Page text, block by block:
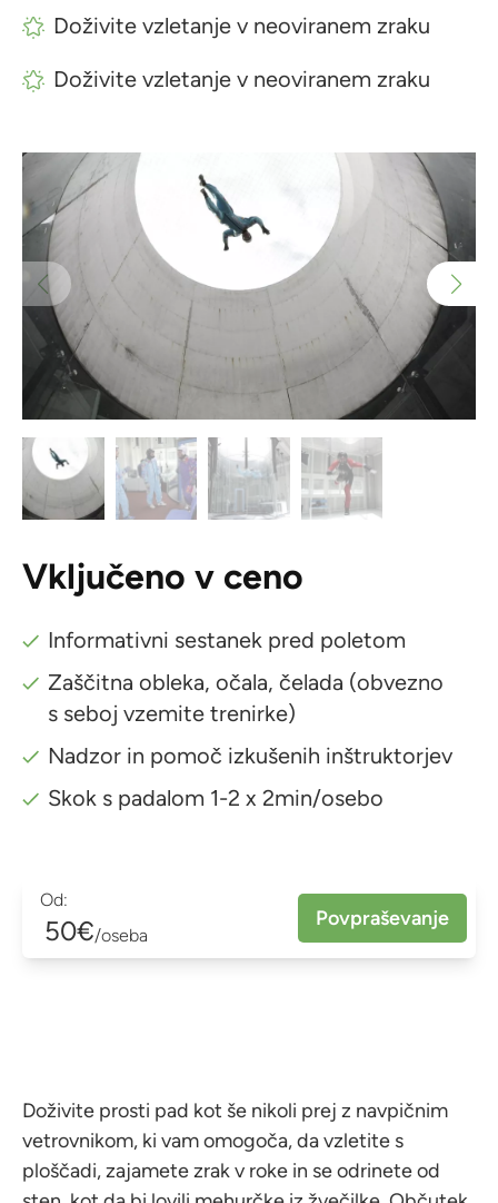
Doživite vzletanje v neoviranem zraku
Doživite vzletanje v neoviranem zraku
Vključeno v ceno
Informativni sestanek pred poletom
Zaščitna obleka, očala, čelada (obvezno
s seboj vzemite trenirke)
Nadzor in pomoč izkušenih inštruktorjev
Skok s padalom 1-2 x 2min/osebo
Od:
50€/oseba
Povpraševanje
Doživite prosti pad kot še nikoli prej z navpičnim
vetrovnikom, ki vam omogoča, da vzletite s
ploščadi, zajamete zrak v roke in se odrinete od